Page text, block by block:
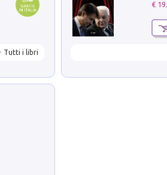
Tutti i libri
€